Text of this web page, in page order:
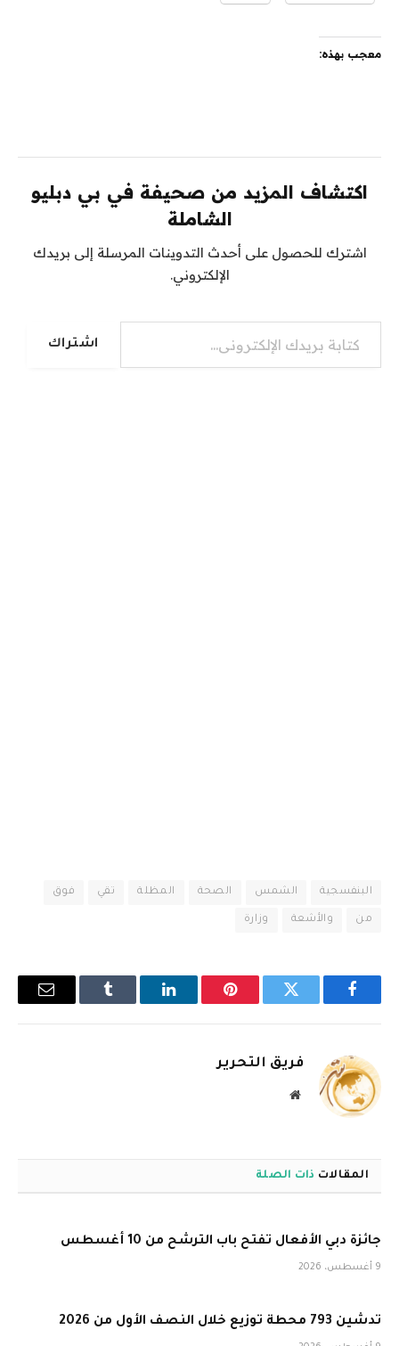
معجب بهذه:
اكتشاف المزيد من صحيفة في بي دبليو
الشاملة
اشترك للحصول على أحدث التدوينات المرسلة إلى بريدك
الإلكتروني.
كتابة بريدك الإلكتروني...
اشتراك
البنفسجية الشمس الصحة المظلة تقي فوق
من والأشعة وزارة
فيسبوك تويتر بينتيريستلينكدإن Tumblr
البريد
فريق التحرير
موقع
المقالات ذات الصلة
جائزة دبي الأفعال تفتح باب الترشح من 10 أغسطس
9 أغسطس، 2026
تدشين 793 محطة توزيع خلال النصف الأول من 2026